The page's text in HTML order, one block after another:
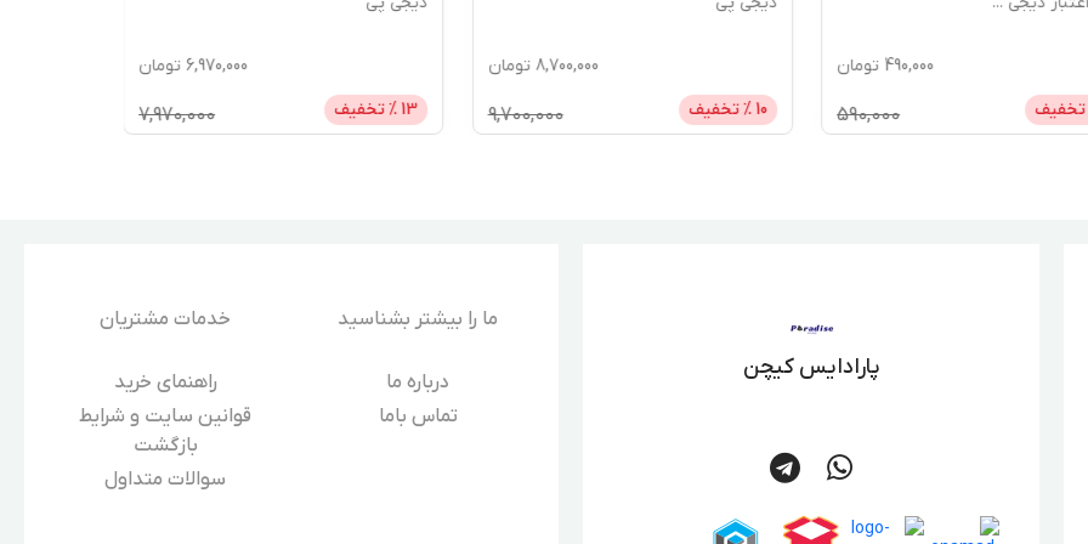
490,000 تومان
590,000
8,700,000 تومان
10 % تخفیف 9,700,000
6,970,000 تومان
13 % تخفیف 7,970,000
پارادایس کیچن
ما را بیشتر بشناسید
درباره‌ ما
تماس باما
خدمات مشتریان
راهنمای خرید
قوانین سایت و شرایط
بازگشت
سوالات متداول